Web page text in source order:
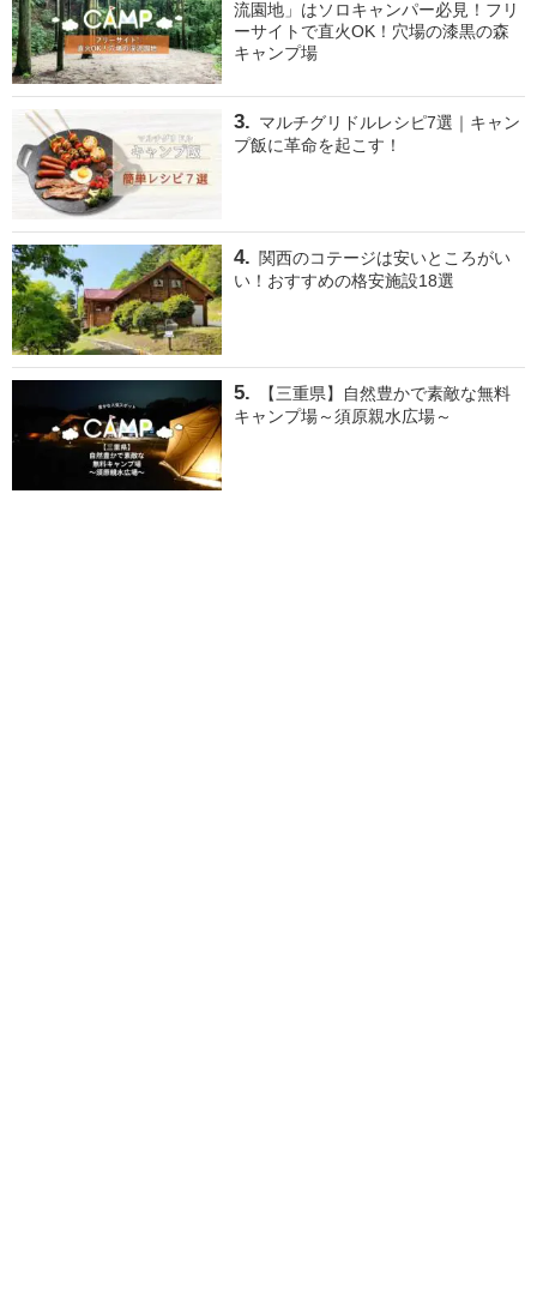
流園地」はソロキャンパー必見！フリ
ーサイトで直火OK！穴場の漆黒の森
キャンプ場
マルチグリドルレシピ7選｜キャン
プ飯に革命を起こす！
関西のコテージは安いところがい
い！おすすめの格安施設18選
【三重県】自然豊かで素敵な無料
キャンプ場～須原親水広場～